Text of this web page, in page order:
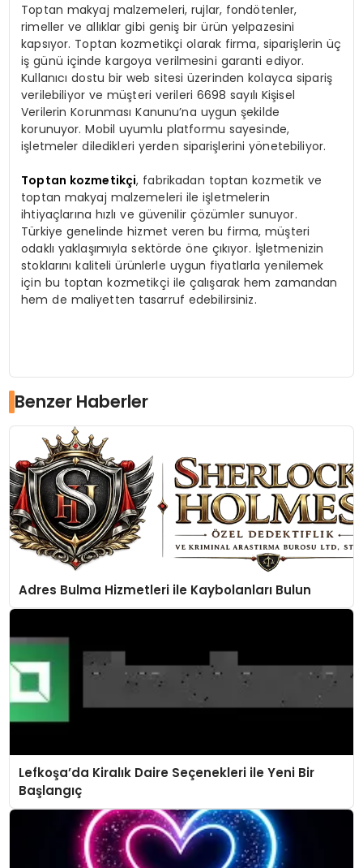
Toptan makyaj malzemeleri, rujlar, fondötenler,
rimeller ve allıklar gibi geniş bir ürün yelpazesini
kapsıyor. Toptan kozmetikçi olarak firma, siparişlerin üç
iş günü içinde kargoya verilmesini garanti ediyor.
Kullanıcı dostu bir web sitesi üzerinden kolayca sipariş
verilebiliyor ve müşteri verileri 6698 sayılı Kişisel
Verilerin Korunması Kanunu’na uygun şekilde
korunuyor. Mobil uyumlu platformu sayesinde,
işletmeler diledikleri yerden siparişlerini yönetebiliyor.
Toptan kozmetikçi, fabrikadan toptan kozmetik ve
toptan makyaj malzemeleri ile işletmelerin
ihtiyaçlarına hızlı ve güvenilir çözümler sunuyor.
Türkiye genelinde hizmet veren bu firma, müşteri
odaklı yaklaşımıyla sektörde öne çıkıyor. İşletmenizin
stoklarını kaliteli ürünlerle uygun fiyatlarla yenilemek
için bu toptan kozmetikçi ile çalışarak hem zamandan
hem de maliyetten tasarruf edebilirsiniz.
Benzer Haberler
Adres Bulma Hizmetleri ile Kaybolanları Bulun
Lefkoşa’da Kiralık Daire Seçenekleri ile Yeni Bir
Başlangıç